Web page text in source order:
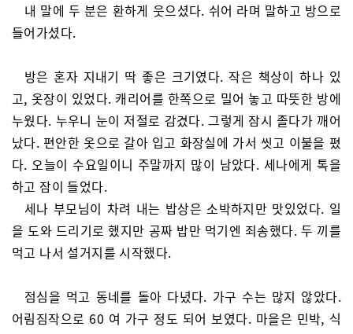
내 말에 두 분은 환하게 웃으셨다. 쉬어 라며 말하고 방으로
들어가셨다.
방은 혼자 지내기 딱 좋은 크기였다. 작은 책상이 하나 있
고, 옷장이 있었다. 캐리어를 한쪽으로 밀어 놓고 따뜻한 방에
누웠다. 누우니 눈이 저절로 감겼다. 그렇게 잠시 졸다가 깨어
났다. 편안한 옷으로 갈아 입고 화장실에 가서 씻고 이불을 폈
다. 오늘이 수요일이니 주말까지 많이 남았다. 세나에게 톡을
하고 잠이 들었다.
세나 부모님이 차려 내는 밥상은 소박하지만 맛있었다. 일
을 도와 드리기로 했지만 공짜 밥만 먹기엔 죄송했다. 두 끼를
먹고 나서 설거지를 시작했다.
점심을 먹고 동네를 돌아 다녔다. 가구 수는 많지 않았다.
어림짐작으로 60 여 가구 정도 되어 보였다. 마을은 민박, 식